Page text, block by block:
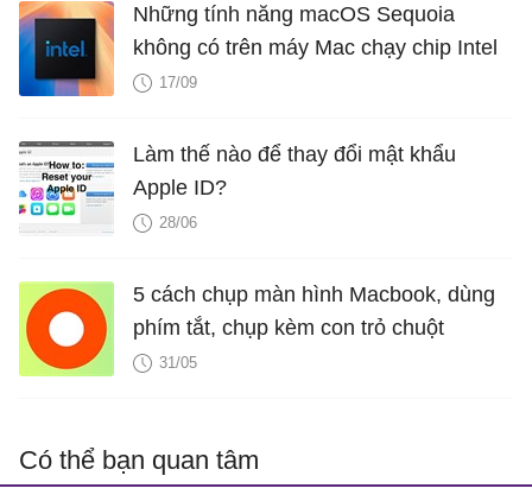
Những tính năng macOS Sequoia
không có trên máy Mac chạy chip Intel
17/09
Làm thế nào để thay đổi mật khẩu
Apple ID?
28/06
5 cách chụp màn hình Macbook, dùng
phím tắt, chụp kèm con trỏ chuột
31/05
Có thể bạn quan tâm